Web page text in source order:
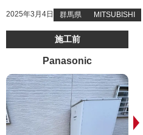
2025年3月4日 群馬県 MITSUBISHI
施工前
Panasonic